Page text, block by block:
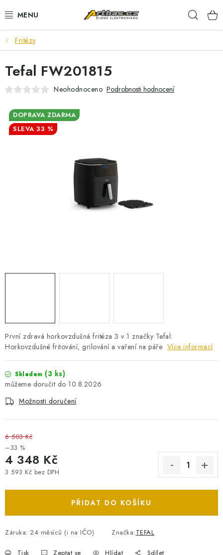
na
TELEFONY, TABLETY
POČÍTAČE, NOTEBOOKY
PRO HRÁČE
ELEKTRONIKA
Fritézy
První zdravá horkovzdušná fritéza 3 v 1 značky Tefal:
Horkovzdušné fritování, grilování a vaření na páře Více informací
Skladem (3 ks)
10.8.2026
Možnosti doručení
6 503 Kč
–33 %
4 348 Kč
3 593 Kč bez DPH
PŘIDAT DO KOŠÍKU
Záruka: 24 měsíců (i na IČO) Značka:TEFAL
Tisk Zeptat se Hlídat Sdílet
Tefal FW201815
Neohodnoceno Podrobnosti hodnocení
33 %
DOPRAVA ZDARMA